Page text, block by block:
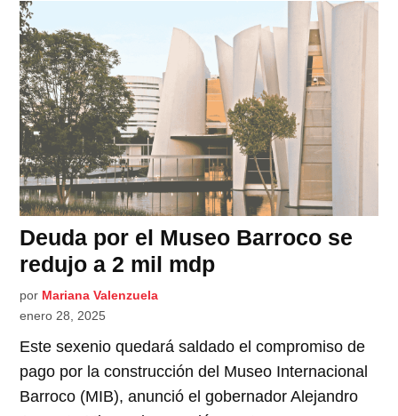
Deuda por el Museo Barroco se
redujo a 2 mil mdp
por Mariana Valenzuela
enero 28, 2025
Este sexenio quedará saldado el compromiso de
pago por la construcción del Museo Internacional
Barroco (MIB), anunció el gobernador Alejandro